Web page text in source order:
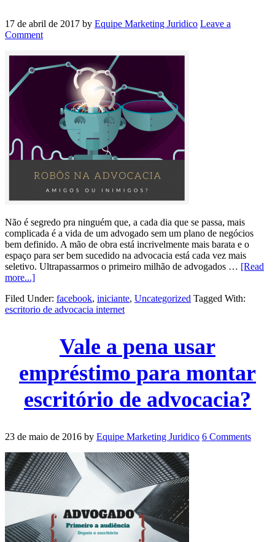
17 de abril de 2017 by Equipe Marketing Juridico Leave a
Comment
Não é segredo pra ninguém que, a cada dia que se passa, mais
complicada é a vida de um advogado sem um plano de negócios
bem definido. A mão de obra está incrivelmente mais barata e o
espaço para ser bem sucedido na advocacia está cada vez mais
seletivo. Ultrapassarmos o primeiro milhão de advogados … [Read
more...]
Filed Under: facebook, iniciante, Uncategorized Tagged With:
escritorio de advocacia internet
Vale a pena usar
empréstimo para montar
escritório de advocacia?
23 de maio de 2016 by Equipe Marketing Juridico 6 Comments